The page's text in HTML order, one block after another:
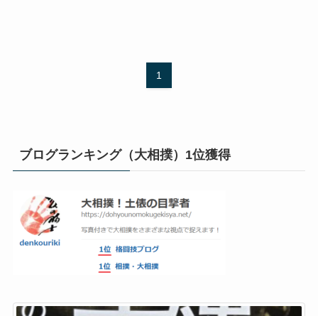
1
ブログランキング（大相撲）1位獲得